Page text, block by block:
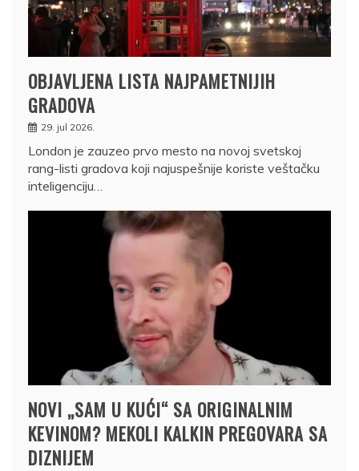
OBJAVLJENA LISTA NAJPAMETNIJIH
GRADOVA
29. jul 2026.
London je zauzeo prvo mesto na novoj svetskoj
rang-listi gradova koji najuspešnije koriste veštačku
inteligenciju…
NOVI „SAM U KUĆI“ SA ORIGINALNIM
KEVINOM? MEKOLI KALKIN PREGOVARA SA
DIZNIJEM